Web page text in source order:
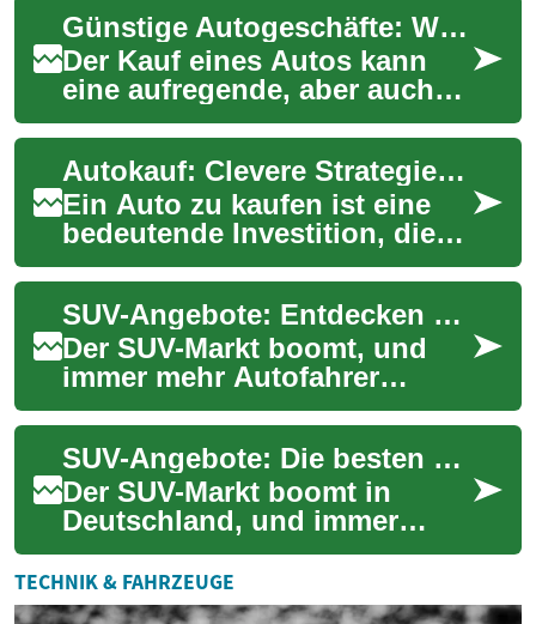
Günstige Autogeschäfte: Wie Sie das beste Angebot finden
Der Kauf eines Autos kann
eine aufregende, aber auch
herausfordernde Erfahrung
sein. Ob Sie nach einem
neuen Stadtfli...
Autokauf: Clevere Strategien für Top-Angebote
Ein Auto zu kaufen ist eine
bedeutende Investition, die
wohlüberlegt sein will. Ob
Neuwagen oder Gebrauchter -
es gib...
SUV-Angebote: Entdecken Sie die besten Deals für kompakte Stadtgeländewagen
Der SUV-Markt boomt, und
immer mehr Autofahrer
entscheiden sich für diese
vielseitigen Fahrzeuge. Ob
für den Stadtver...
SUV-Angebote: Die besten Deals für kompakte SUVs in Deutschland
Der SUV-Markt boomt in
Deutschland, und immer
mehr Autofahrer entscheiden
sich für diese vielseitigen
Fahrzeuge. Beso...
TECHNIK & FAHRZEUGE